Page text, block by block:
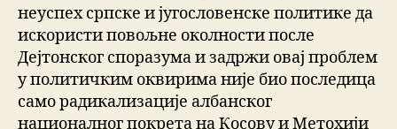
неуспех српске и југословенске политике да
искористи повољне околности после
Дејтонског споразума и задржи овај проблем
у политичким оквирима није био последица
само радикализације албанског
националног покрета на Косову и Метохији